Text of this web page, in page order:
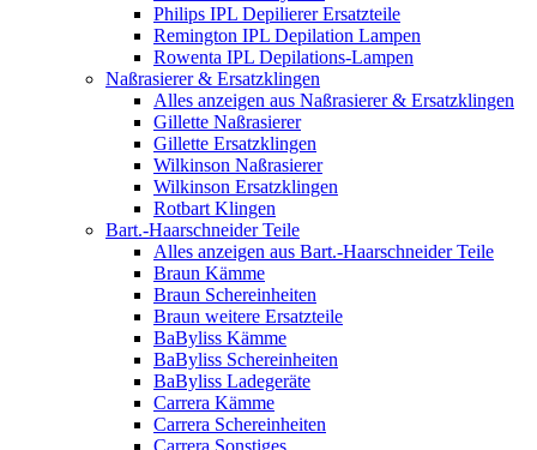
Philips IPL Depilierer Ersatzteile
Remington IPL Depilation Lampen
Rowenta IPL Depilations-Lampen
Naßrasierer & Ersatzklingen
Alles anzeigen aus Naßrasierer & Ersatzklingen
Gillette Naßrasierer
Gillette Ersatzklingen
Wilkinson Naßrasierer
Wilkinson Ersatzklingen
Rotbart Klingen
Bart.-Haarschneider Teile
Alles anzeigen aus Bart.-Haarschneider Teile
Braun Kämme
Braun Schereinheiten
Braun weitere Ersatzteile
BaByliss Kämme
BaByliss Schereinheiten
BaByliss Ladegeräte
Carrera Kämme
Carrera Schereinheiten
Carrera Sonstiges